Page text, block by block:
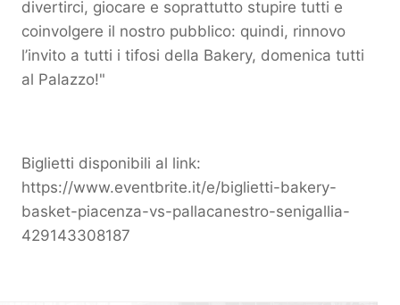
divertirci, giocare e soprattutto stupire tutti e
coinvolgere il nostro pubblico: quindi, rinnovo
l’invito a tutti i tifosi della Bakery, domenica tutti
al Palazzo!"
Biglietti disponibili al link:
https://www.eventbrite.it/e/biglietti-bakery-
basket-piacenza-vs-pallacanestro-senigallia-
429143308187